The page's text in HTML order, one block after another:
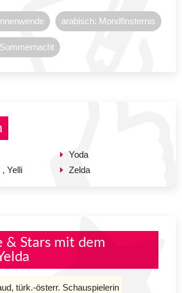
arabisch: Mondfinsternis
, Yelli
Yoda
Zelda
& Stars mit dem
türk.-österr. Schauspielerin